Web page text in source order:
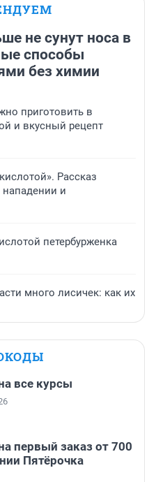
не сунут носа в
способы
без химии
приготовить в
и вкусный рецепт
Рассказ
нападении и
петербурженка
много лисичек: как их
все курсы
первый заказ от 700
Пятёрочка